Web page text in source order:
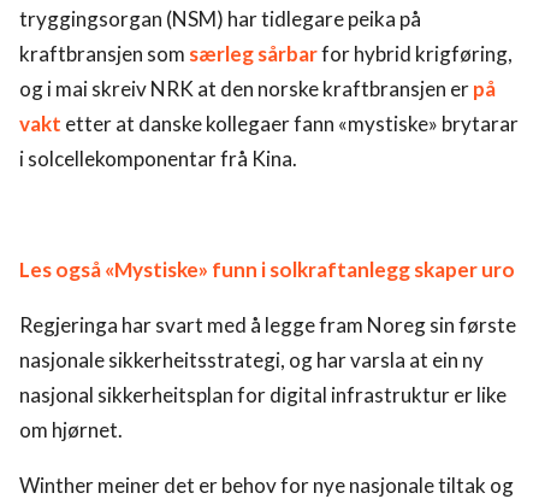
tryggingsorgan (NSM) har tidlegare peika på
kraftbransjen som særleg sårbarfor hybrid krigføring,
og i mai skreiv NRK at den norske kraftbransjen erpå
vakt etter at danske kollegaer fann «mystiske» brytarar
i solcellekomponentar frå Kina.
Les også «Mystiske» funn i solkraftanlegg skaper uro
Regjeringa har svart med å legge fram Noreg sin første
nasjonale sikkerheitsstrategi, og har varsla at ein ny
nasjonal sikkerheitsplan for digital infrastruktur er like
om hjørnet.
Winther meiner det er behov for nye nasjonale tiltak og